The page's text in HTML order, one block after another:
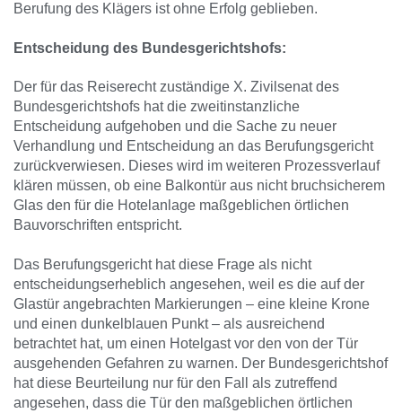
Berufung des Klägers ist ohne Erfolg geblieben.
Entscheidung des Bundesgerichtshofs:
Der für das Reiserecht zuständige X. Zivilsenat des
Bundesgerichtshofs hat die zweitinstanzliche
Entscheidung aufgehoben und die Sache zu neuer
Verhandlung und Entscheidung an das Berufungsgericht
zurückverwiesen. Dieses wird im weiteren Prozessverlauf
klären müssen, ob eine Balkontür aus nicht bruchsicherem
Glas den für die Hotelanlage maßgeblichen örtlichen
Bauvorschriften entspricht.
Das Berufungsgericht hat diese Frage als nicht
entscheidungserheblich angesehen, weil es die auf der
Glastür angebrachten Markierungen – eine kleine Krone
und einen dunkelblauen Punkt – als ausreichend
betrachtet hat, um einen Hotelgast vor den von der Tür
ausgehenden Gefahren zu warnen. Der Bundesgerichtshof
hat diese Beurteilung nur für den Fall als zutreffend
angesehen, dass die Tür den maßgeblichen örtlichen